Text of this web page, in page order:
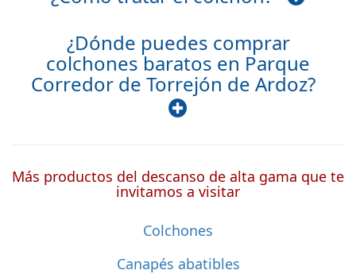
¿Dónde puedes comprar
colchones baratos en Parque
Corredor de Torrejón de Ardoz?
Más productos del descanso de alta gama que te
invitamos a visitar
Colchones
Canapés abatibles